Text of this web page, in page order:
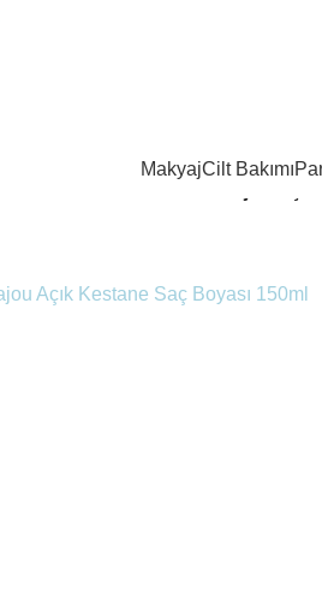
MakyajCilt Bakımı